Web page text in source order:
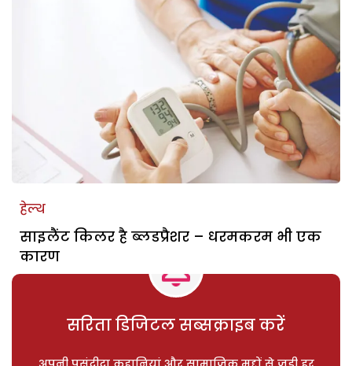
हेल्थ
साइलैंट किलर है ब्लडप्रैशर – धरमकरम भी एक
कारण
सरिता डिजिटल सब्सक्राइब करें